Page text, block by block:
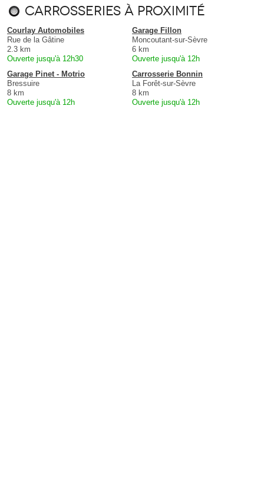
Carrosseries à proximité
Courlay Automobiles
Rue de la Gâtine
2.3 km
Ouverte jusqu'à 12h30
Garage Fillon
Moncoutant-sur-Sèvre
6 km
Ouverte jusqu'à 12h
Garage Pinet - Motrio
Bressuire
8 km
Ouverte jusqu'à 12h
Carrosserie Bonnin
La Forêt-sur-Sèvre
8 km
Ouverte jusqu'à 12h